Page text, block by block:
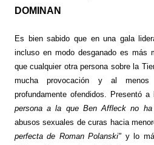
DOMINAN
Es bien sabido que en una gala
incluso en modo desganado es más
que cualquier otra persona sobre la
mucha provocación y al
profundamente ofendidos. Presentó a
persona a la que Ben Affleck no
abusos sexuales de curas hacia
perfecta de Roman Polanski" y lo